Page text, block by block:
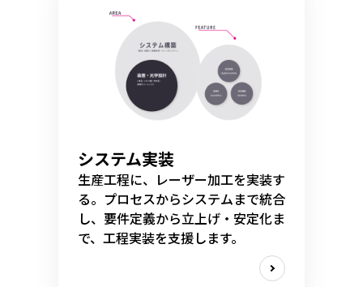
システム実装
生産工程に、レーザー加工を実装す
る。プロセスからシステムまで統合
し、要件定義から立上げ・安定化ま
で、工程実装を支援します。